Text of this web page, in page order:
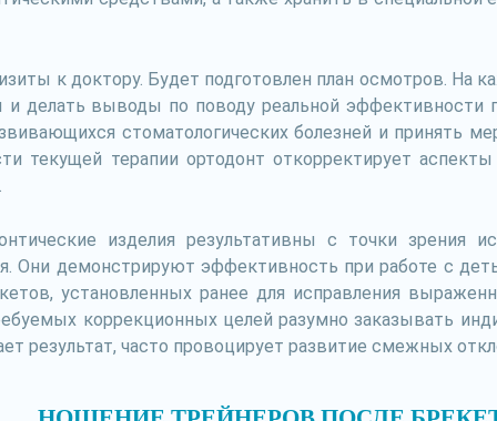
к доктору. Будет подготовлен план осмотров. На
делать выводы по поводу реальной эффективности
стоматологических болезней и принять
текущей терапии ортодонт откорректирует
изделия результативны с точки зрения
Они демонстрируют эффективность при работе с
установленных ранее для исправления
коррекционных целей разумно заказывать
результат, часто провоцирует развитие смежных